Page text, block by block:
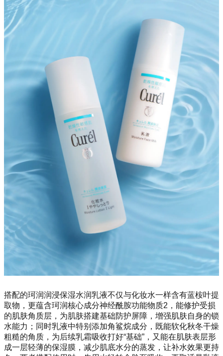
搭配的珂润润浸保湿水润乳液不仅与化妆水一样含有蓝桉叶提
取物，更蕴含珂润核心成分神经酰胺功能物质2，能修护受损
的肌肤角质层，为肌肤搭建基础防护屏障，增强肌肤自身的锁
水能力；同时乳液中特别添加角鲨烷成分，既能软化秋冬干燥
粗糙的角质，为后续乳霜吸收打好“基础”，又能在肌肤表层形
成一层轻薄的保湿膜，减少肌底水分的蒸发，让补水效果更持